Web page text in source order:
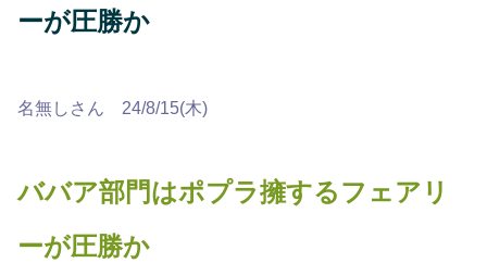
ーが圧勝か
名無しさん 24/8/15(木)
ババア部門はポプラ擁するフェアリ
ーが圧勝か